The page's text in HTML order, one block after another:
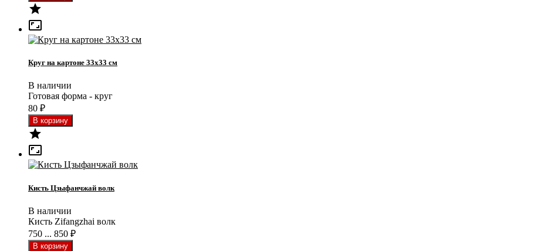


Круг на картоне 33x33 см
В наличии
Готовая форма - круг
80 ₽


Кисть Цзыфанчжай волк
В наличии
Кисть Zifangzhai волк
750 ... 850 ₽